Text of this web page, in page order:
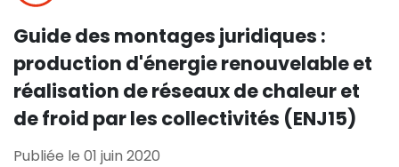
Guide des montages juridiques :
production d'énergie renouvelable et
réalisation de réseaux de chaleur et
de froid par les collectivités (ENJ15)
Publiée le 01 juin 2020